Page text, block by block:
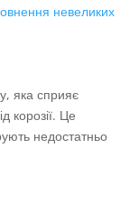
невеликих
яка сприяє
корозії. Це
недостатньо